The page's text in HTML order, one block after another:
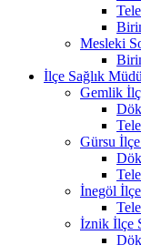
Mesleki
İlçe Sağlık
Gemlik
Gürsu
İnegöl
İznik İlçe